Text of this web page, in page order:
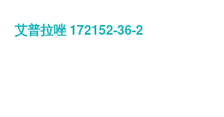
艾普拉唑 172152-36-2